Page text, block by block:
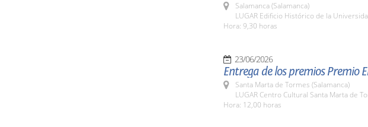
Salamanca (Salamanca)
LUGAR Edificio Histórico de la
Hora: 9,30 horas
23/06/2026
Entrega de los premios Premio
Santa Marta de Tormes (Salamanca)
LUGAR Centro Cultural Santa Marta de
Hora: 12,00 horas